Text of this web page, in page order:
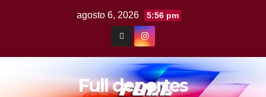
agosto 6, 2026 5:56 pm
Full deportes